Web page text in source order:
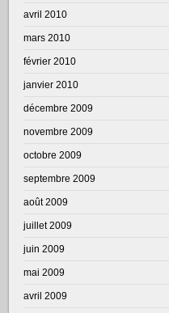
avril 2010
mars 2010
février 2010
janvier 2010
décembre 2009
novembre 2009
octobre 2009
septembre 2009
août 2009
juillet 2009
juin 2009
mai 2009
avril 2009